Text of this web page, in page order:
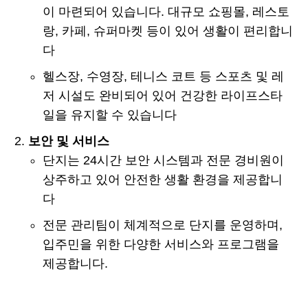
이 마련되어 있습니다. 대규모 쇼핑몰, 레스토
랑, 카페, 슈퍼마켓 등이 있어 생활이 편리합니
다
헬스장, 수영장, 테니스 코트 등 스포츠 및 레
저 시설도 완비되어 있어 건강한 라이프스타
일을 유지할 수 있습니다
보안 및 서비스
단지는 24시간 보안 시스템과 전문 경비원이
상주하고 있어 안전한 생활 환경을 제공합니
다
전문 관리팀이 체계적으로 단지를 운영하며,
입주민을 위한 다양한 서비스와 프로그램을
제공합니다.